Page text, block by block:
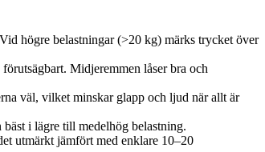
högre belastningar (>20 kg) märks trycket över
Midjeremmen låser bra och
väl, vilket minskar glapp och ljud när allt är
i lägre till medelhög belastning.
utmärkt jämfört med enklare 10–20